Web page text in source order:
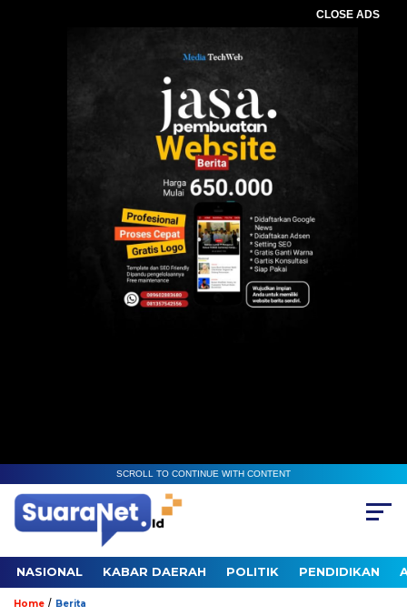
CLOSE ADS
SCROLL TO CONTINUE WITH CONTENT
NASIONAL KABAR DAERAH POLITIK PENDIDIKAN
Home / Berita